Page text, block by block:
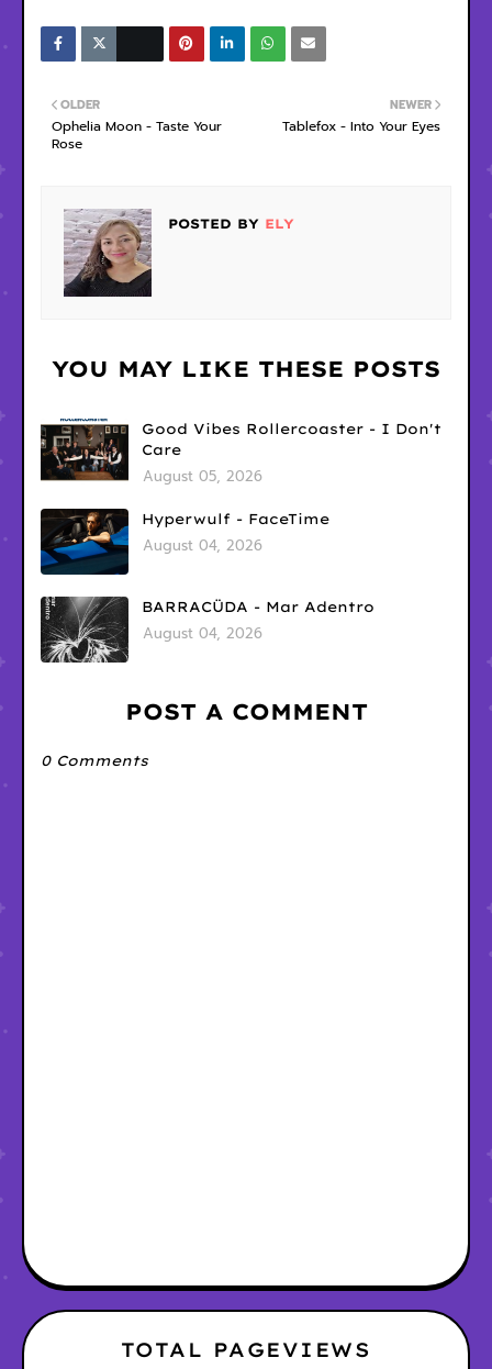
NEWER
Tablefox - Into Your Eyes
OLDER
Ophelia Moon - Taste Your
Rose
POSTED BY ELY
YOU MAY LIKE THESE POSTS
Good Vibes Rollercoaster - I Don't
Care
August 05, 2026
Hyperwulf - FaceTime
August 04, 2026
BARRACÜDA - Mar Adentro
August 04, 2026
POST A COMMENT
0 Comments
TOTAL PAGEVIEWS